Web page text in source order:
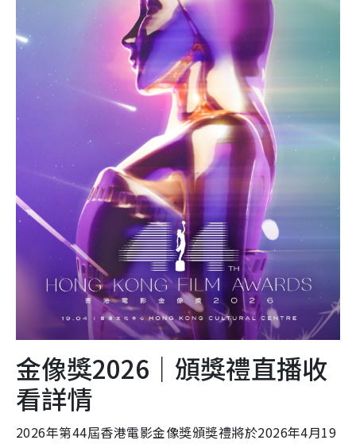
金像獎2026｜頒獎禮直播收
看詳情
2026年第44屆香港電影金像獎頒獎禮將於2026年4月19